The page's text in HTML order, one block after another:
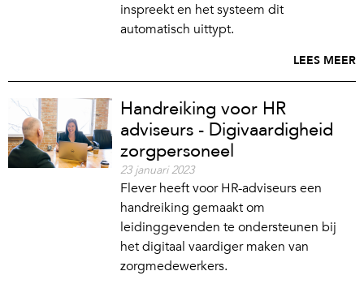
inspreekt en het systeem dit
automatisch uittypt.
LEES MEER
Handreiking voor HR
adviseurs - Digivaardigheid
zorgpersoneel
23 januari 2023
Flever heeft voor HR-adviseurs een
handreiking gemaakt om
leidinggevenden te ondersteunen bij
het digitaal vaardiger maken van
zorgmedewerkers.